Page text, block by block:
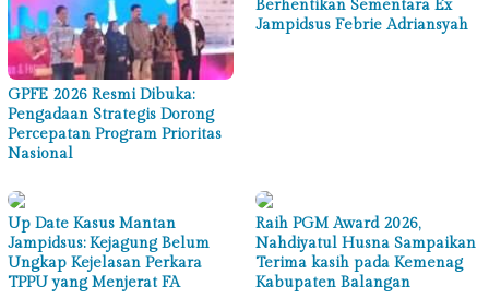
GPFE 2026 Resmi Dibuka:
Pengadaan Strategis Dorong
Percepatan Program Prioritas
Nasional
Berhentikan Sementara Ex
Jampidsus Febrie Adriansyah
Up Date Kasus Mantan
Jampidsus: Kejagung Belum
Ungkap Kejelasan Perkara
TPPU yang Menjerat FA
Raih PGM Award 2026,
Nahdiyatul Husna Sampaikan
Terima kasih pada Kemenag
Kabupaten Balangan